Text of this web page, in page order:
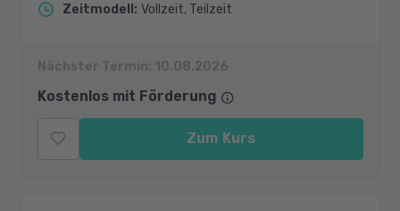
Zeitmodell : Vollzeit, Teilzeit
Nächster Termin: 10.08.2026
Kostenlos mit Förderung
Zum Kurs